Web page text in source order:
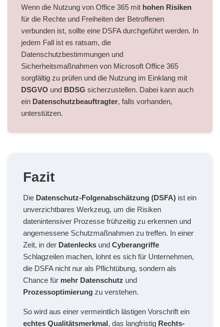
Wenn die Nutzung von Office 365 mit hohen Risiken
für die Rechte und Freiheiten der Betroffenen
verbunden ist, sollte eine DSFA durchgeführt werden. In
jedem Fall ist es ratsam, die
Datenschutzbestimmungen und
Sicherheitsmaßnahmen von Microsoft Office 365
sorgfältig zu prüfen und die Nutzung im Einklang mit
DSGVO und BDSG sicherzustellen. Dabei kann auch
ein Datenschutzbeauftragter, falls vorhanden,
unterstützen.
Fazit
Die Datenschutz-Folgenabschätzung (DSFA) ist ein
unverzichtbares Werkzeug, um die Risiken
datenintensiver Prozesse frühzeitig zu erkennen und
angemessene Schutzmaßnahmen zu treffen. In einer
Zeit, in der Datenlecks und Cyberangriffe
Schlagzeilen machen, lohnt es sich für Unternehmen,
die DSFA nicht nur als Pflichtübung, sondern als
Chance für mehr Datenschutz und
Prozessoptimierung zu verstehen.
So wird aus einer vermeintlich lästigen Vorschrift ein
echtes Qualitätsmerkmal, das langfristig Rechts-